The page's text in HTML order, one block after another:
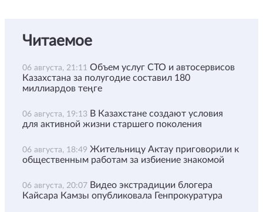
Читаемое
06 августа, 21:11 Объем услуг СТО и автосервисов
Казахстана за полугодие составил 180
миллиардов теңге
06 августа, 19:13 В Казахстане создают условия
для активной жизни старшего поколения
06 августа, 18:49 Жительницу Актау приговорили к
общественным работам за избиение знакомой
06 августа, 20:07 Видео экстрадиции блогера
Кайсара Камзы опубликовала Генпрокуратура